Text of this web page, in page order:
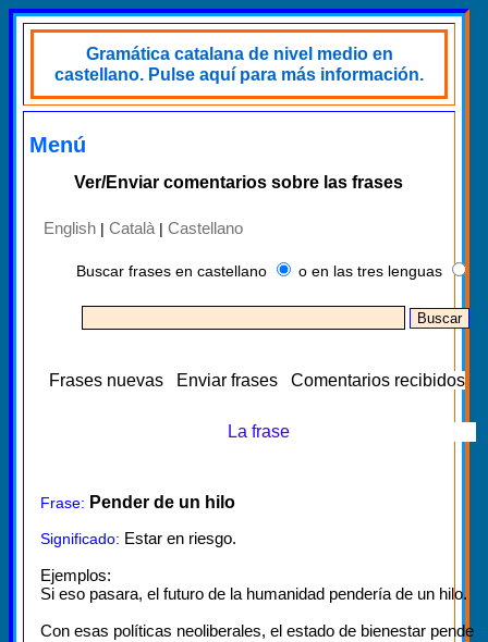
Gramática catalana de nivel medio en
castellano. Pulse aquí para más información.
Menú
Ver/Enviar comentarios sobre las frases
English | Català | Castellano
Buscar frases en castellano o en las tres lenguas
Frases nuevas Enviar frases Comentarios recibidos
La frase
Frase: Pender de un hilo
Significado: Estar en riesgo.
Ejemplos:
Si eso pasara, el futuro de la humanidad pendería de un hilo.
Con esas políticas neoliberales, el estado de bienestar pende